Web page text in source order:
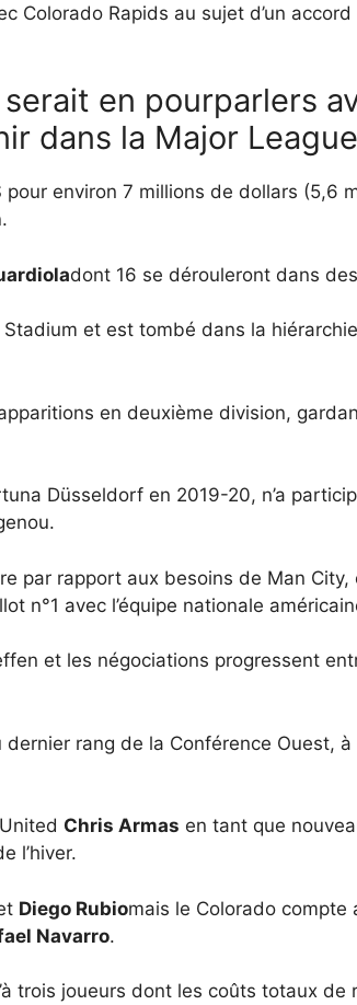
Colorado Rapids au sujet d’un
serait en pourparlers
dans la Major
environ 7 millions de dollars (5,6
.
dont 16 se dérouleront dans
et est tombé dans la
en deuxième division,
Düsseldorf en 2019-20, n’a
par rapport aux besoins de Man
n°1 avec l’équipe nationale
et les négociations progressent
rang de la Conférence Ouest, à
Chris Armas en tant que
l’hiver.
Diego Rubiomais le Colorado compte
Navarro.
trois joueurs dont les coûts totaux de